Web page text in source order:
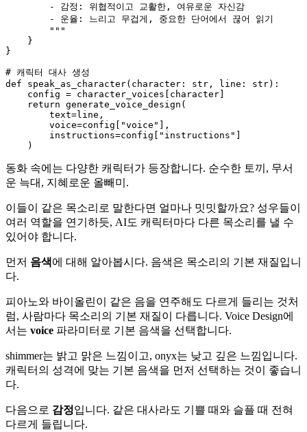
        - 감정: 위협적이고 교활한, 여유로운 자신감
        - 운율: 느리고 무겁게, 중요한 단어에서 끊어 읽기
        """
    }
}
# 캐릭터 대사 생성
def
speak_as_character( character: str , line: str):
    config = character_voices[character]
return generate_voice_design(
        text=line,
        voice=config[
"voice"
],
        instructions=config[
"instructions"
동화 속에는 다양한 캐릭터가 등장합니다. 순수한 토끼, 무서
운 늑대, 지혜로운 올빼미.
이들이 같은 목소리로 말한다면 얼마나 밋밋할까요? 성우들이
여러 역할을 연기하듯, AI도 캐릭터마다 다른 목소리를 낼 수
있어야 합니다.
먼저 음색에 대해 알아봅시다. 음색은 목소리의 기본 재질입니
다.
피아노와 바이올린이 같은 음을 연주해도 다르게 들리는 것처
럼, 사람마다 목소리의 기본 재질이 다릅니다. Voice Design에
서는 voice 파라미터로 기본 음색을 선택합니다.
shimmer는 밝고 맑은 느낌이고, onyx는 낮고 깊은 느낌입니다.
캐릭터의 성격에 맞는 기본 음색을 먼저 선택하는 것이 좋습니
다.
다음으로 감정입니다. 같은 대사라도 기쁠 때와 슬플 때 전혀
다르게 들립니다.